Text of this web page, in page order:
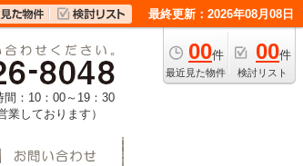
最終更新：2026年08月08日
00件
最近見た物件
00件
検討リスト
間：10：00～19：30
業しております）